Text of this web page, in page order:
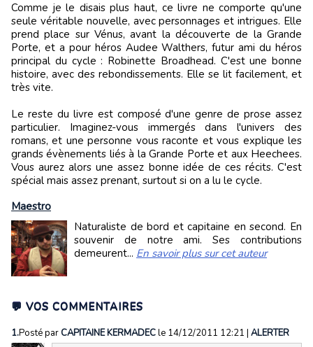
Comme je le disais plus haut, ce livre ne comporte qu'une
seule véritable nouvelle, avec personnages et intrigues. Elle
prend place sur Vénus, avant la découverte de la Grande
Porte, et a pour héros Audee Walthers, futur ami du héros
principal du cycle : Robinette Broadhead. C'est une bonne
histoire, avec des rebondissements. Elle se lit facilement, et
très vite.
Le reste du livre est composé d'une genre de prose assez
particulier. Imaginez-vous immergés dans l'univers des
romans, et une personne vous raconte et vous explique les
grands évènements liés à la Grande Porte et aux Heechees.
Vous aurez alors une assez bonne idée de ces récits. C'est
spécial mais assez prenant, surtout si on a lu le cycle.
Maestro
Naturaliste de bord et capitaine en second. En
souvenir de notre ami. Ses contributions
demeurent... En savoir plus sur cet auteur
💬 VOS COMMENTAIRES
1.Posté parCAPITAINE KERMADECle 14/12/2011 12:21 | ALERTER